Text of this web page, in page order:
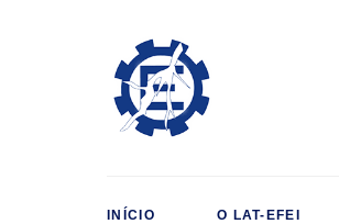
INÍCIO O LAT-EFEI